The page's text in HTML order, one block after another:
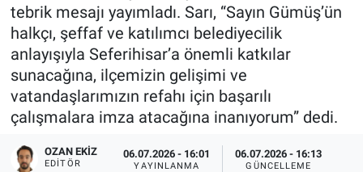
tebrik mesajı yayımladı. Sarı, “Sayın Gümüş’ün
halkçı, şeffaf ve katılımcı belediyecilik
anlayışıyla Seferihisar’a önemli katkılar
sunacağına, ilçemizin gelişimi ve
vatandaşlarımızın refahı için başarılı
çalışmalara imza atacağına inanıyorum” dedi.
OZAN EKIZ
EDITÖR
06.07.2026 - 16:01
YAYINLANMA
06.07.2026 - 16:13
GÜNCELLEME